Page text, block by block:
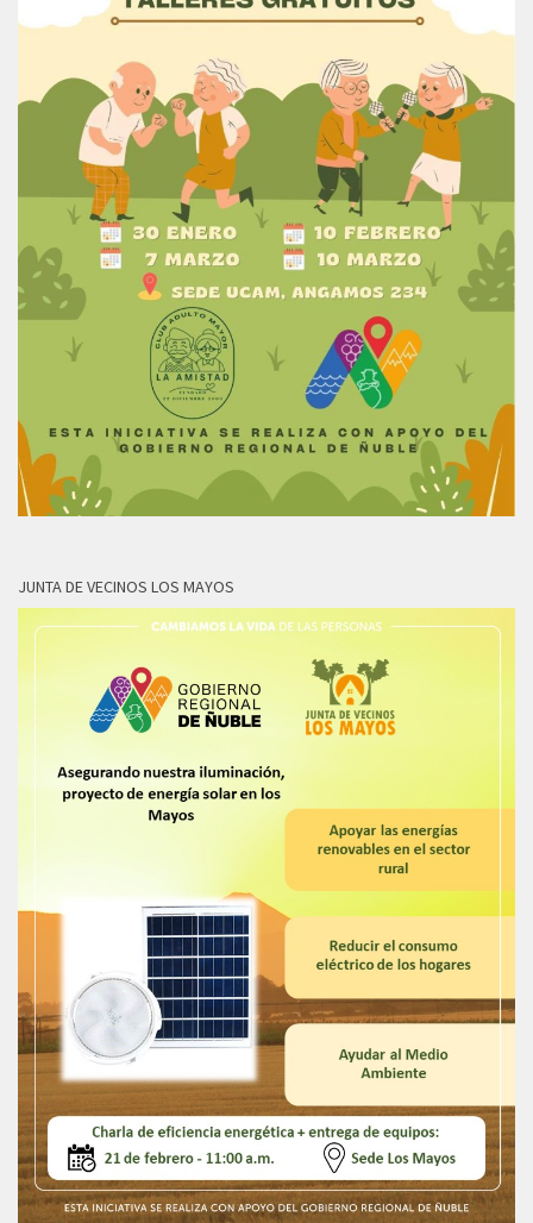
JUNTA DE VECINOS LOS MAYOS